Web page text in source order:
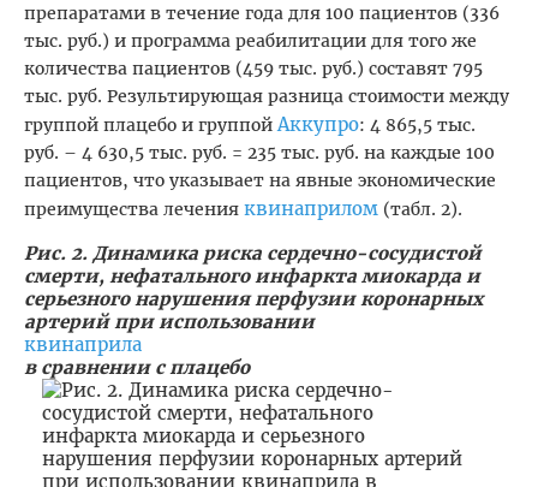
препаратами в течение года для 100 пациентов (336
тыс. руб.) и программа реабилитации для того же
количества пациентов (459 тыс. руб.) составят 795
тыс. руб. Результирующая разница стоимости между
группой плацебо и группойАккупро: 4 865,5 тыс.
руб. – 4 630,5 тыс. руб. = 235 тыс. руб. на каждые 100
пациентов, что указывает на явные экономические
преимущества лечения квинаприлом (табл. 2).
Рис. 2. Динамика риска сердечно-сосудистой
смерти, нефатального инфаркта миокарда и
серьезного нарушения перфузии коронарных
артерий при использовании
квинаприла
в сравнении с плацебо